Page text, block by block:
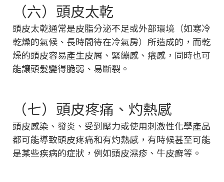
（六）頭皮太乾
頭皮太乾通常是皮脂分泌不足或外部環境（如寒冷
乾燥的氣候、長時間待在冷氣房）所造成的，而乾
燥的頭皮容易產生皮屑、緊繃感、癢感，同時也可
能讓頭髮變得脆弱、易斷裂。
（七）頭皮疼痛、灼熱感
頭皮感染、發炎、受到壓力或使用刺激性化學產品
都可能導致頭皮疼痛和有灼熱感，有時候甚至可能
是某些疾病的症狀，例如頭皮濕疹、牛皮癬等。